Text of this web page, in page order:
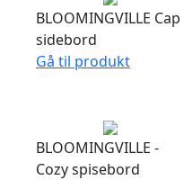
BLOOMINGVILLE Cap
sidebord
Gå til produkt
BLOOMINGVILLE -
Cozy spisebord